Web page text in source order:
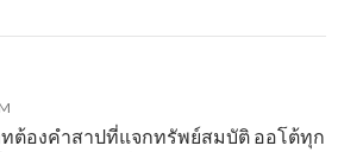
ต้องคำสาปที่แจกทรัพย์สมบัติ ออโต้ทุก